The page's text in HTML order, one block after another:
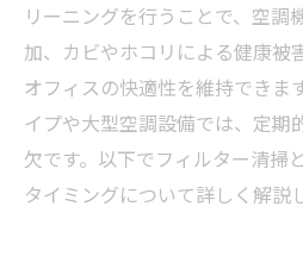
リーニングを行うことで、空調
加、カビやホコリによる健康被
オフィスの快適性を維持できま
イプや大型空調設備では、定期
欠です。以下でフィルター清掃
タイミングについて詳しく解説